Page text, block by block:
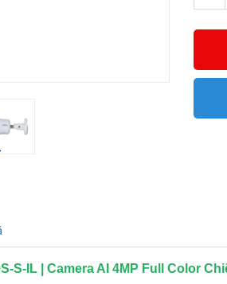
S-IL | Camera AI 4MP Full Color